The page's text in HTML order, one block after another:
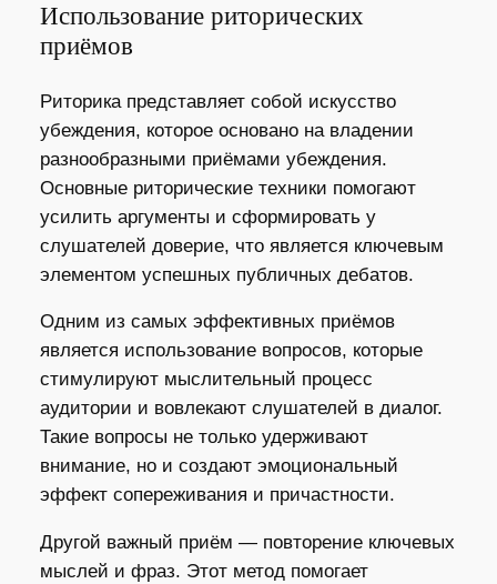
Использование риторических
приёмов
Риторика представляет собой искусство
убеждения, которое основано на владении
разнообразными приёмами убеждения.
Основные риторические техники помогают
усилить аргументы и сформировать у
слушателей доверие, что является ключевым
элементом успешных публичных дебатов.
Одним из самых эффективных приёмов
является использование вопросов, которые
стимулируют мыслительный процесс
аудитории и вовлекают слушателей в диалог.
Такие вопросы не только удерживают
внимание, но и создают эмоциональный
эффект сопереживания и причастности.
Другой важный приём — повторение ключевых
мыслей и фраз. Этот метод помогает